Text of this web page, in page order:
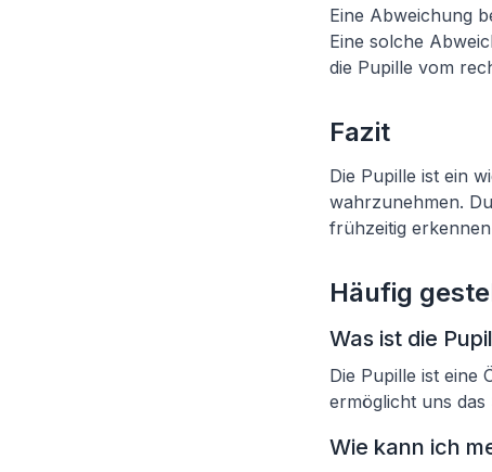
Eine Abweichung
Eine solche
die Pupille vom
Fazit
Die Pupille ist ein
wahrzunehmen.
frühzeitig
Häufig
Was ist die
Die Pupille ist eine
ermöglicht uns das
Wie kann ich